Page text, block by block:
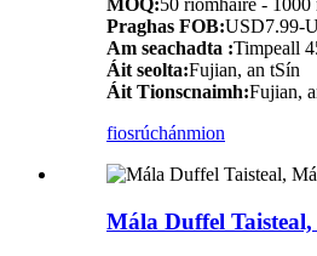
Praghas FOB:USD7.99-
Am seachadta :Timpeall
Áit seolta:Fujian, an tSín
Áit Tionscnaimh:Fujian,
fiosrúchánmion
Mála Duffel